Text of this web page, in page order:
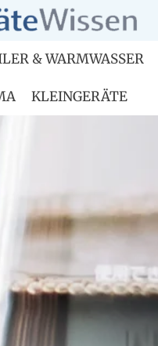
& WARMWASSER
KLEINGERÄTE